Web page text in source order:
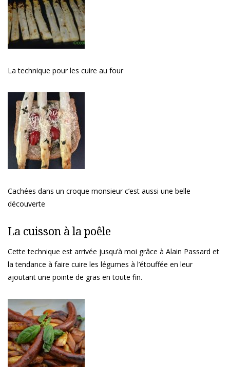
La technique pour les cuire au four
Cachées dans un croque monsieur c’est aussi une belle
découverte
La cuisson à la poêle
Cette technique est arrivée jusqu’à moi grâce à Alain Passard et
la tendance à faire cuire les légumes à l’étouffée en leur
ajoutant une pointe de gras en toute fin.